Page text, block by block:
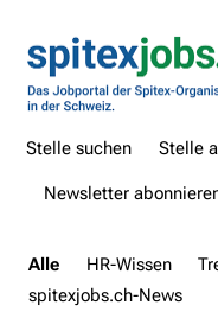
Stelle
Stelle suchen
Newsletter
Alle HR-Wissen
spitexjobs.ch-News